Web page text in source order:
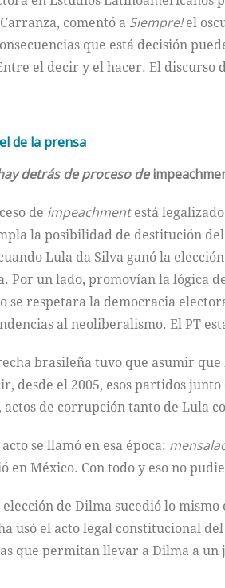
comentó a Siempre!el
que está decisión
el decir y el hacer. El discurso
de la prensa
detrás de proceso de
de impeachmentestá
la posibilidad de destitución
Lula da Silva ganó la
Por un lado, promovían la lógica
se respetara la democracia
al neoliberalismo. El PT
brasileña tuvo que asumir
desde el 2005, esos partidos
actos de corrupción tanto de Lula
se llamó en esa época:
en México. Con todo y eso no
elección de Dilma sucedió lo
usó el acto legal constitucional del
que permitan llevar a Dilma a